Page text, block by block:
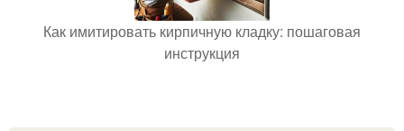
Как имитировать кирпичную кладку: пошаговая
инструкция